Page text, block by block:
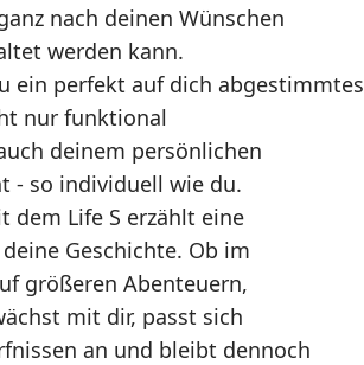
nach deinen Wünschen
werden kann.
ein perfekt auf dich abgestimmtes
nur funktional
deinem persönlichen
- so individuell wie du.
dem Life S erzählt eine
Geschichte. Ob im
größeren Abenteuern,
mit dir, passt sich
an und bleibt dennoch